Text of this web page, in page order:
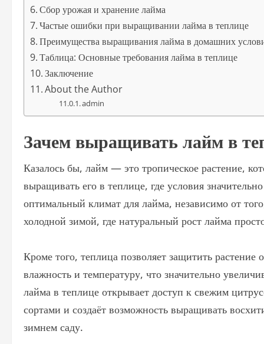
Сбор урожая и хранение лайма
Частые ошибки при выращивании лайма в теплице
Преимущества выращивания лайма в домашних
Таблица: Основные требования лайма в теплице
Заключение
About the Author
admin
Зачем выращивать лайм в
Казалось бы, лайм — это тропическое растение,
выращивать его в теплице, где условия
оптимальный климат для лайма, независимо от
холодной зимой, где натуральный рост лайма
Кроме того, теплица позволяет защитить растение
влажность и температуру, что значительно
лайма в теплице открывает доступ к свежим
сортами и создаёт возможность выращивать
зимнем саду.